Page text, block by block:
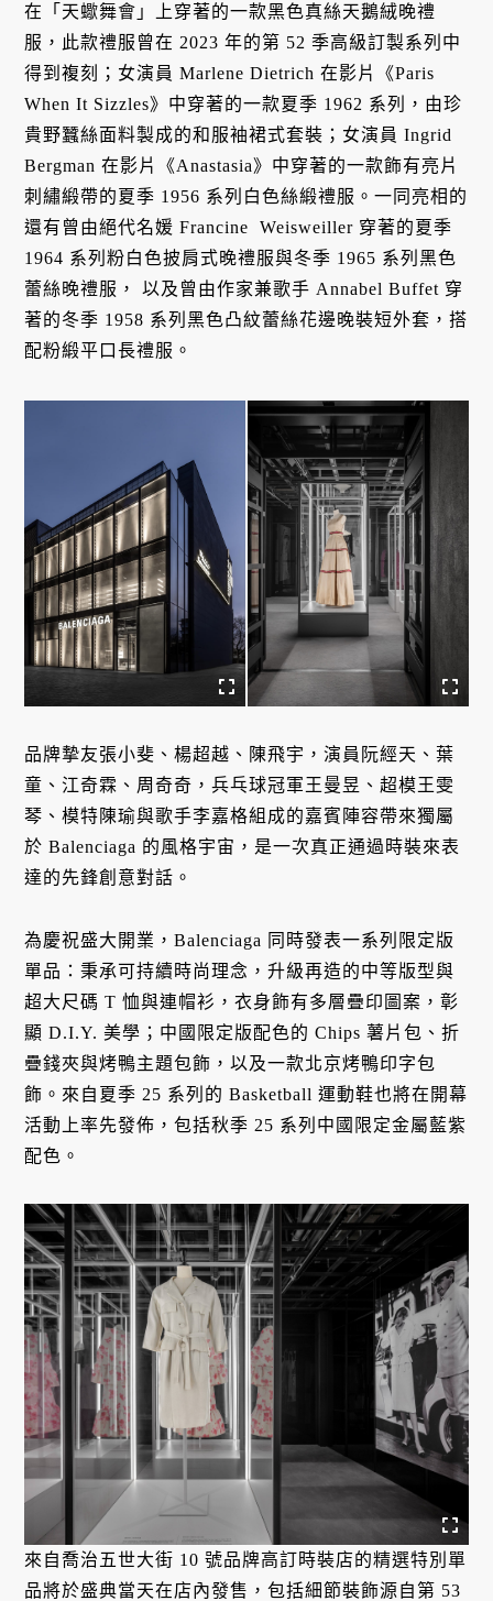
在「天蠍舞會」上穿著的一款黑色真絲天鵝絨晚禮
服，此款禮服曾在 2023 年的第 52 季高級訂製系列中
得到複刻；女演員 Marlene Dietrich 在影片《Paris
When It Sizzles》中穿著的一款夏季 1962 系列，由珍
貴野蠶絲面料製成的和服袖裙式套裝；女演員 Ingrid
Bergman 在影片《Anastasia》中穿著的一款飾有亮片
刺繡緞帶的夏季 1956 系列白色絲緞禮服。一同亮相的
還有曾由絕代名媛 Francine Weisweiller 穿著的夏季
1964 系列粉白色披肩式晚禮服與冬季 1965 系列黑色
蕾絲晚禮服， 以及曾由作家兼歌手 Annabel Buffet 穿
著的冬季 1958 系列黑色凸紋蕾絲花邊晚裝短外套，搭
配粉緞平口長禮服。
品牌摯友張小斐、楊超越、陳飛宇，演員阮經天、葉
童、江奇霖、周奇奇，兵乓球冠軍王曼昱、超模王雯
琴、模特陳瑜與歌手李嘉格組成的嘉賓陣容帶來獨屬
於 Balenciaga 的風格宇宙，是一次真正通過時裝來表
達的先鋒創意對話。
為慶祝盛大開業，Balenciaga 同時發表一系列限定版
單品：秉承可持續時尚理念，升級再造的中等版型與
超大尺碼 T 恤與連帽衫，衣身飾有多層疊印圖案，彰
顯 D.I.Y. 美學；中國限定版配色的 Chips 薯片包、折
疊錢夾與烤鴨主題包飾，以及一款北京烤鴨印字包
飾。來自夏季 25 系列的 Basketball 運動鞋也將在開幕
活動上率先發佈，包括秋季 25 系列中國限定金屬藍紫
配色。
來自喬治五世大街 10 號品牌高訂時裝店的精選特別單
品將於盛典當天在店內發售，包括細節裝飾源自第 53